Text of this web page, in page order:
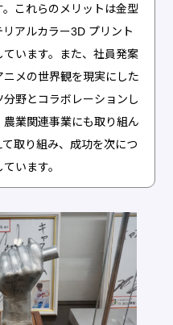
これらのメリットは金型
アルカラー3D プリント
います。また、社員発案
メの世界観を現実にした
野とコラボレーションし
業関連事業にも取り組ん
取り組み、成功を次につ
います。